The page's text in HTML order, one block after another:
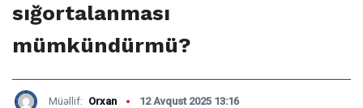
sığortalanması
mümkündürmü?
Müəllif: Orxan 12 Avqust 2025 13:16